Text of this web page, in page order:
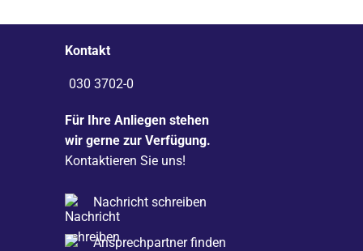
Kontakt
030 3702-0
Für Ihre Anliegen stehen
wir gerne zur Verfügung.
Kontaktieren Sie uns!
Nachricht schreiben
Ansprechpartner finden